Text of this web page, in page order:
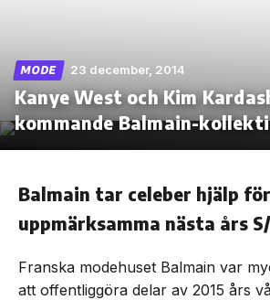
Skip
the
MODE 23 december, 2014
Kanye West och Kim
kommande Balmain-
Balmain tar celeber hjälp
uppmärksamma nästa års
Franska modehuset Balmain var
att offentliggöra delar av 2015 års